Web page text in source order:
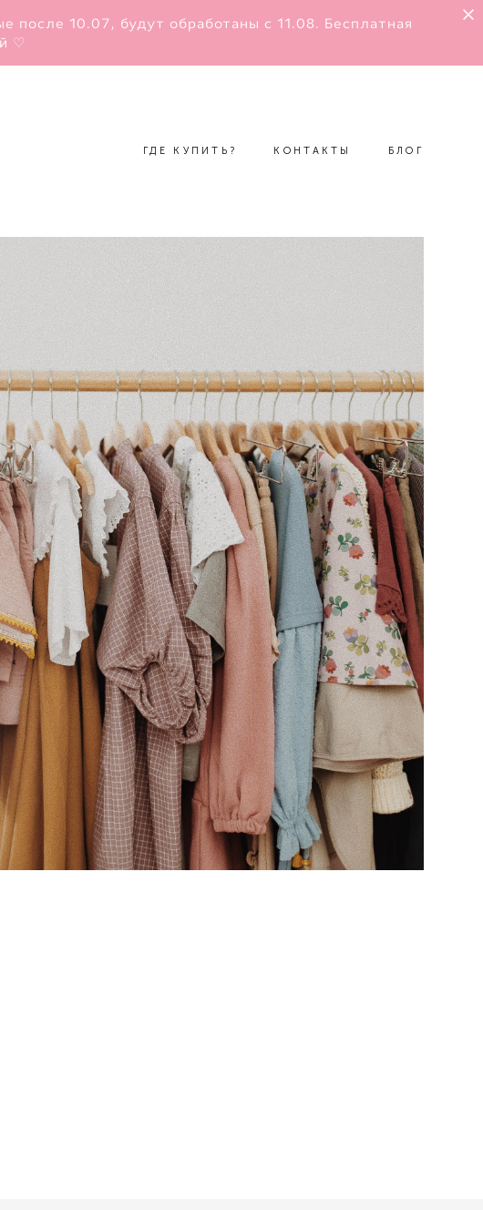
10.07, будут обработаны с 11.08. Бесплатная
♡
ГДЕ КУПИТЬ? КОНТАКТЫ БЛОГ